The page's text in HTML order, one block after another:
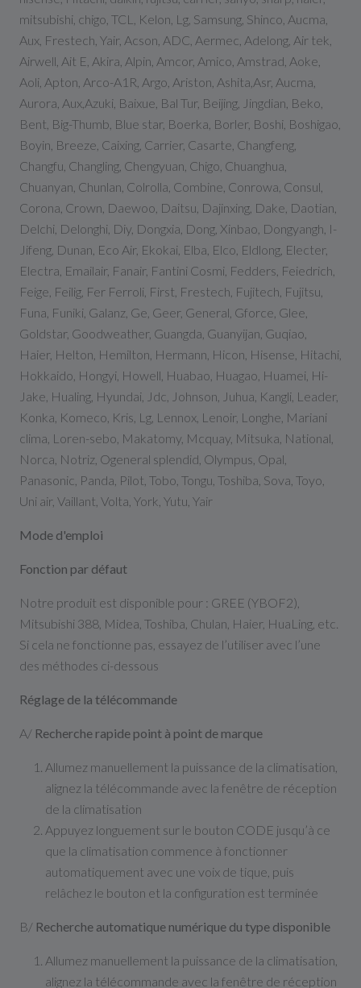
mitsubishi, chigo, TCL, Kelon, Lg, Samsung, Shinco, Aucma,
Aux, Frestech, Yair, Acson, ADC, Aermec, Adelong, Air tek,
Airwell, Ait E, Akira, Alpin, Amcor, Amico, Amstrad, Aoke,
Aoli, Apton, Arco-A1R, Argo, Ariston, Ashita,Asr, Aucma,
Aurora, Aux,Azuki, Baixue, Bal Tur, Beijing, Jingdian, Beko,
Bent, Big-Thumb, Blue star, Boerka, Borler, Boshi, Boshigao,
Boyin, Breeze, Caixing, Carrier, Casarte, Changfeng,
Changfu, Changling, Chengyuan, Chigo, Chuanghua,
Chuanyan, Chunlan, Colrolla, Combine, Conrowa, Consul,
Corona, Crown, Daewoo, Daitsu, Dajinxing, Dake, Daotian,
Delchi, Delonghi, Diy, Dongxia, Dong, Xinbao, Dongyangh, I-
Jifeng, Dunan, Eco Air, Ekokai, Elba, Elco, Eldlong, Electer,
Electra, Emailair, Fanair, Fantini Cosmi, Fedders, Feiedrich,
Feige, Feilig, Fer Ferroli, First, Frestech, Fujitech, Fujitsu,
Funa, Funiki, Galanz, Ge, Geer, General, Gforce, Glee,
Goldstar, Goodweather, Guangda, Guanyijan, Guqiao,
Haier, Helton, Hemilton, Hermann, Hicon, Hisense, Hitachi,
Hokkaido, Hongyi, Howell, Huabao, Huagao, Huamei, Hi-
Jake, Hualing, Hyundai, Jdc, Johnson, Juhua, Kangli, Leader,
Konka, Komeco, Kris, Lg, Lennox, Lenoir, Longhe, Mariani
clima, Loren-sebo, Makatomy, Mcquay, Mitsuka, National,
Norca, Notriz, Ogeneral splendid, Olympus, Opal,
Panasonic, Panda, Pilot, Tobo, Tongu, Toshiba, Sova, Toyo,
Uni air, Vaillant, Volta, York, Yutu, Yair
Mode d'emploi
Fonction par défaut
Notre produit est disponible pour : GREE (YBOF2),
Mitsubishi 388, Midea, Toshiba, Chulan, Haier, HuaLing, etc.
Si cela ne fonctionne pas, essayez de l’utiliser avec l’une
des méthodes ci-dessous
Réglage de la télécommande
A/ Recherche rapide point à point de marque
Allumez manuellement la puissance de la climatisation,
alignez la télécommande avec la fenêtre de réception
de la climatisation
Appuyez longuement sur le bouton CODE jusqu’à ce
que la climatisation commence à fonctionner
automatiquement avec une voix de tique, puis
relâchez le bouton et la configuration est terminée
B/ Recherche automatique numérique du type disponible
Allumez manuellement la puissance de la climatisation,
alignez la télécommande avec la fenêtre de réception